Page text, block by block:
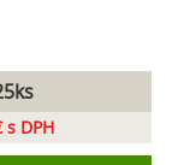
s DPH